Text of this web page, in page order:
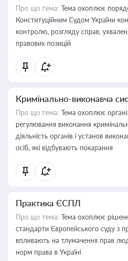
Про що тема: Тема охоплює
Конституційним Судом України
контролю, розгляду справ,
правових позицій
Кримінально-виконавча
Про що тема: Тема охоплює
регулювання виконання
діяльність органів і установ
осіб, які відбувають покарання
Практика ЄСПЛ
Про що тема: Тема охоплює
стандарти Європейського суду з
впливають на тлумачення прав
норм права в Україні